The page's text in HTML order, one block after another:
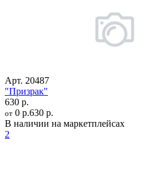
Арт. 20487
"Призрак"
630 р.
от 0 р.630 р.
В наличии на маркетплейсах
2